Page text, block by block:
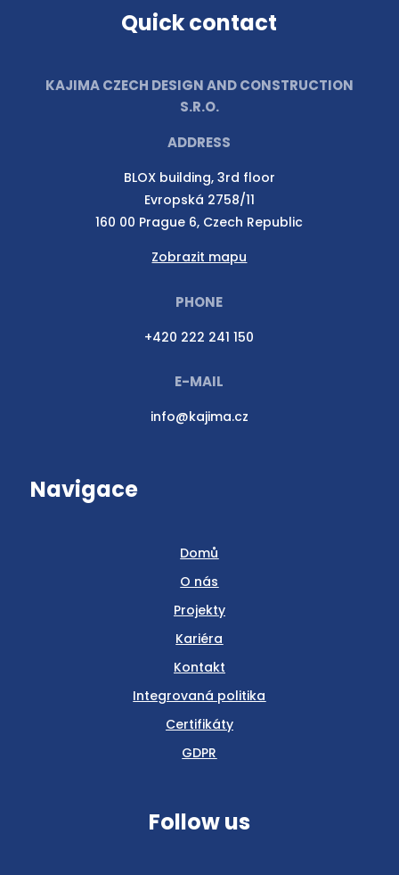
Quick contact
KAJIMA CZECH DESIGN AND CONSTRUCTION
S.R.O.
ADDRESS
BLOX building, 3rd floor
Evropská 2758/11
160 00 Prague 6, Czech Republic
Zobrazit mapu
PHONE
+420 222 241 150
E-MAIL
info@kajima.cz
Navigace
Domů
O nás
Projekty
Kariéra
Kontakt
Integrovaná politika
Certifikáty
GDPR
Follow us